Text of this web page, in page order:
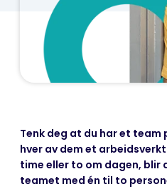
Tenk deg at du har et
hver av dem et
time eller to om dagen, blir
teamet med én til to